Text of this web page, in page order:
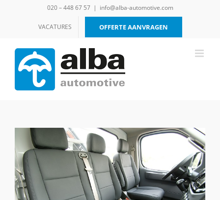
020 – 448 67 57 | info@alba-automotive.com
VACATURES OFFERTE AANVRAGEN